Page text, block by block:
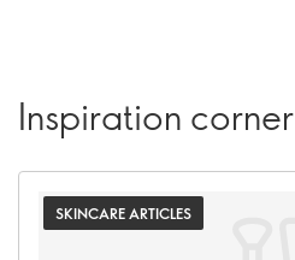
Inspiration corner
SKINCARE ARTICLES